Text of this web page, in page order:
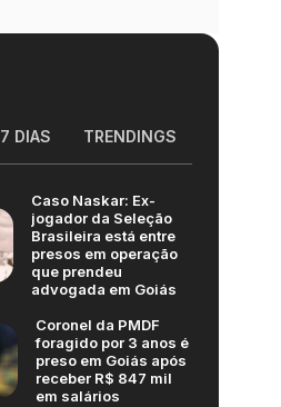
7 DIAS TRENDINGS
Caso Naskar: Ex-
jogador da Seleção
Brasileira está entre
presos em operação
que prendeu
advogada em Goiás
Coronel da PMDF
foragido por 3 anos é
preso em Goiás após
receber R$ 847 mil
em salários